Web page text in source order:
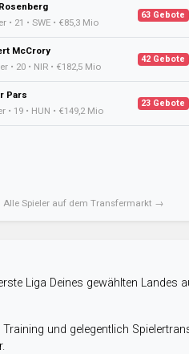
• 21 • SWE • €85,3 Mio
63 Gebote
McCrory
• 20 • NIR • €182,5 Mio
42 Gebote
Pars
• 19 • HUN • €149,2 Mio
23 Gebote
Alle Spieler auf dem Transfermarkt →
Liga Deines gewählten Landes
und gelegentlich